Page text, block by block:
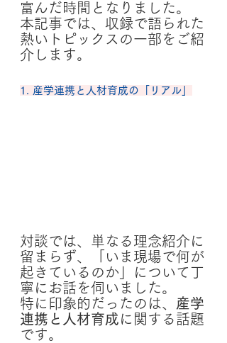
富んだ時間となりました。
本記事では、収録で語られた
熱いトピックスの一部をご紹
介します。
1. 産学連携と人材育成の「リアル」
対談では、単なる理念紹介に
留まらず、「いま現場で何が
起きているのか」について丁
寧にお話を伺いました。
特に印象的だったのは、 産学
連携と人材育成 に関する話題
です。